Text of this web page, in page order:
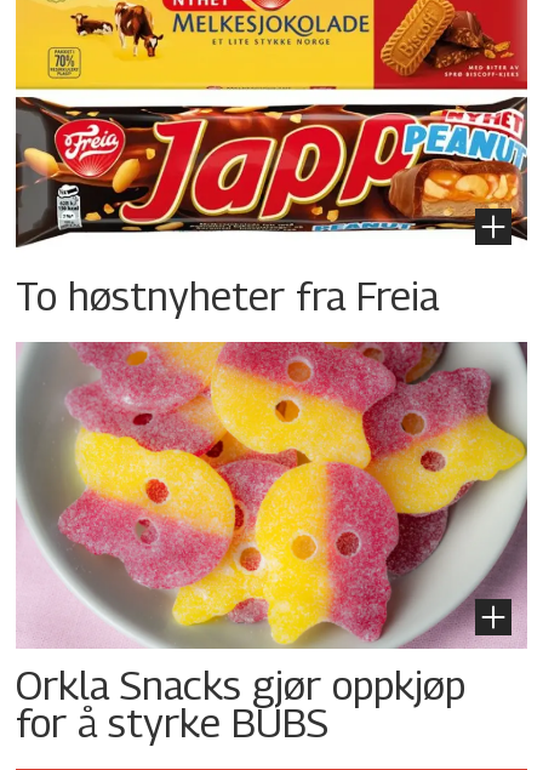
To høstnyheter fra Freia
Orkla Snacks gjør oppkjøp
for å styrke BUBS